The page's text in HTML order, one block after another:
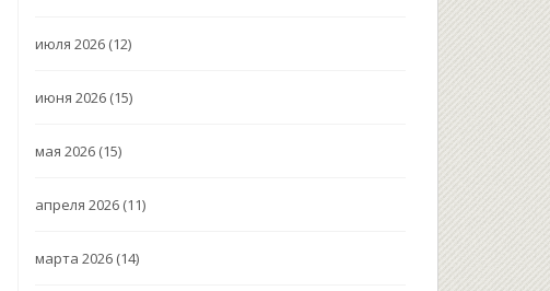
июля 2026 (12)
июня 2026 (15)
мая 2026 (15)
апреля 2026 (11)
марта 2026 (14)